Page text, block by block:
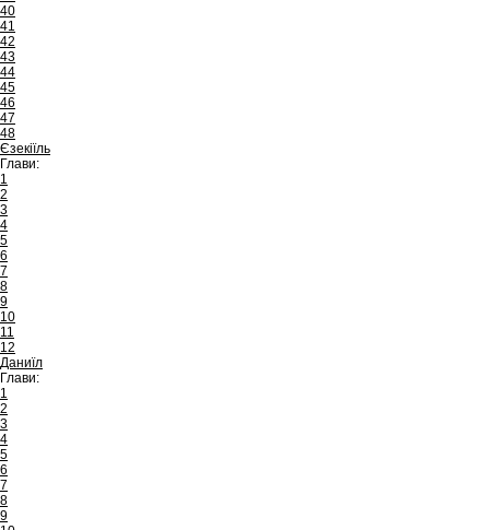
40
41
42
43
44
45
46
47
48
Єзекіїль
Глави:
1
2
3
4
5
6
7
8
9
10
11
12
Даниїл
Глави:
1
2
3
4
5
6
7
8
9